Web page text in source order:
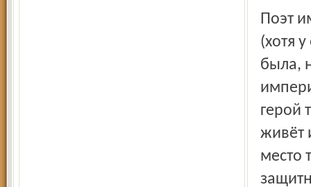
Поэт
(хотя
была,
герой
живёт
место